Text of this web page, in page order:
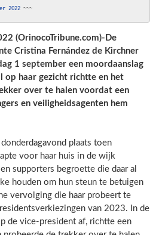
2022 ~~~
(OrinocoTribune.com)-De
Cristina Fernández de Kirchner
1 september een moordaanslag
op haar gezicht richtte en het
over te halen voordat een
en veiligheidsagenten hem
plaats toen
voor haar huis in de wijk
supporters begroette die daar al
houden om hun steun te betuigen
vervolging die haar probeert te
van 2023. In de
de vice-president af, richtte een